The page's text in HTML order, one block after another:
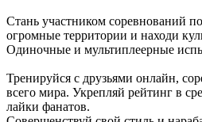
Стань участником соревнований
огромные территории и находи
Одиночные и мультиплеерные
Тренируйся с друзьями онлайн,
всего мира. Укрепляй рейтинг в
лайки фанатов.